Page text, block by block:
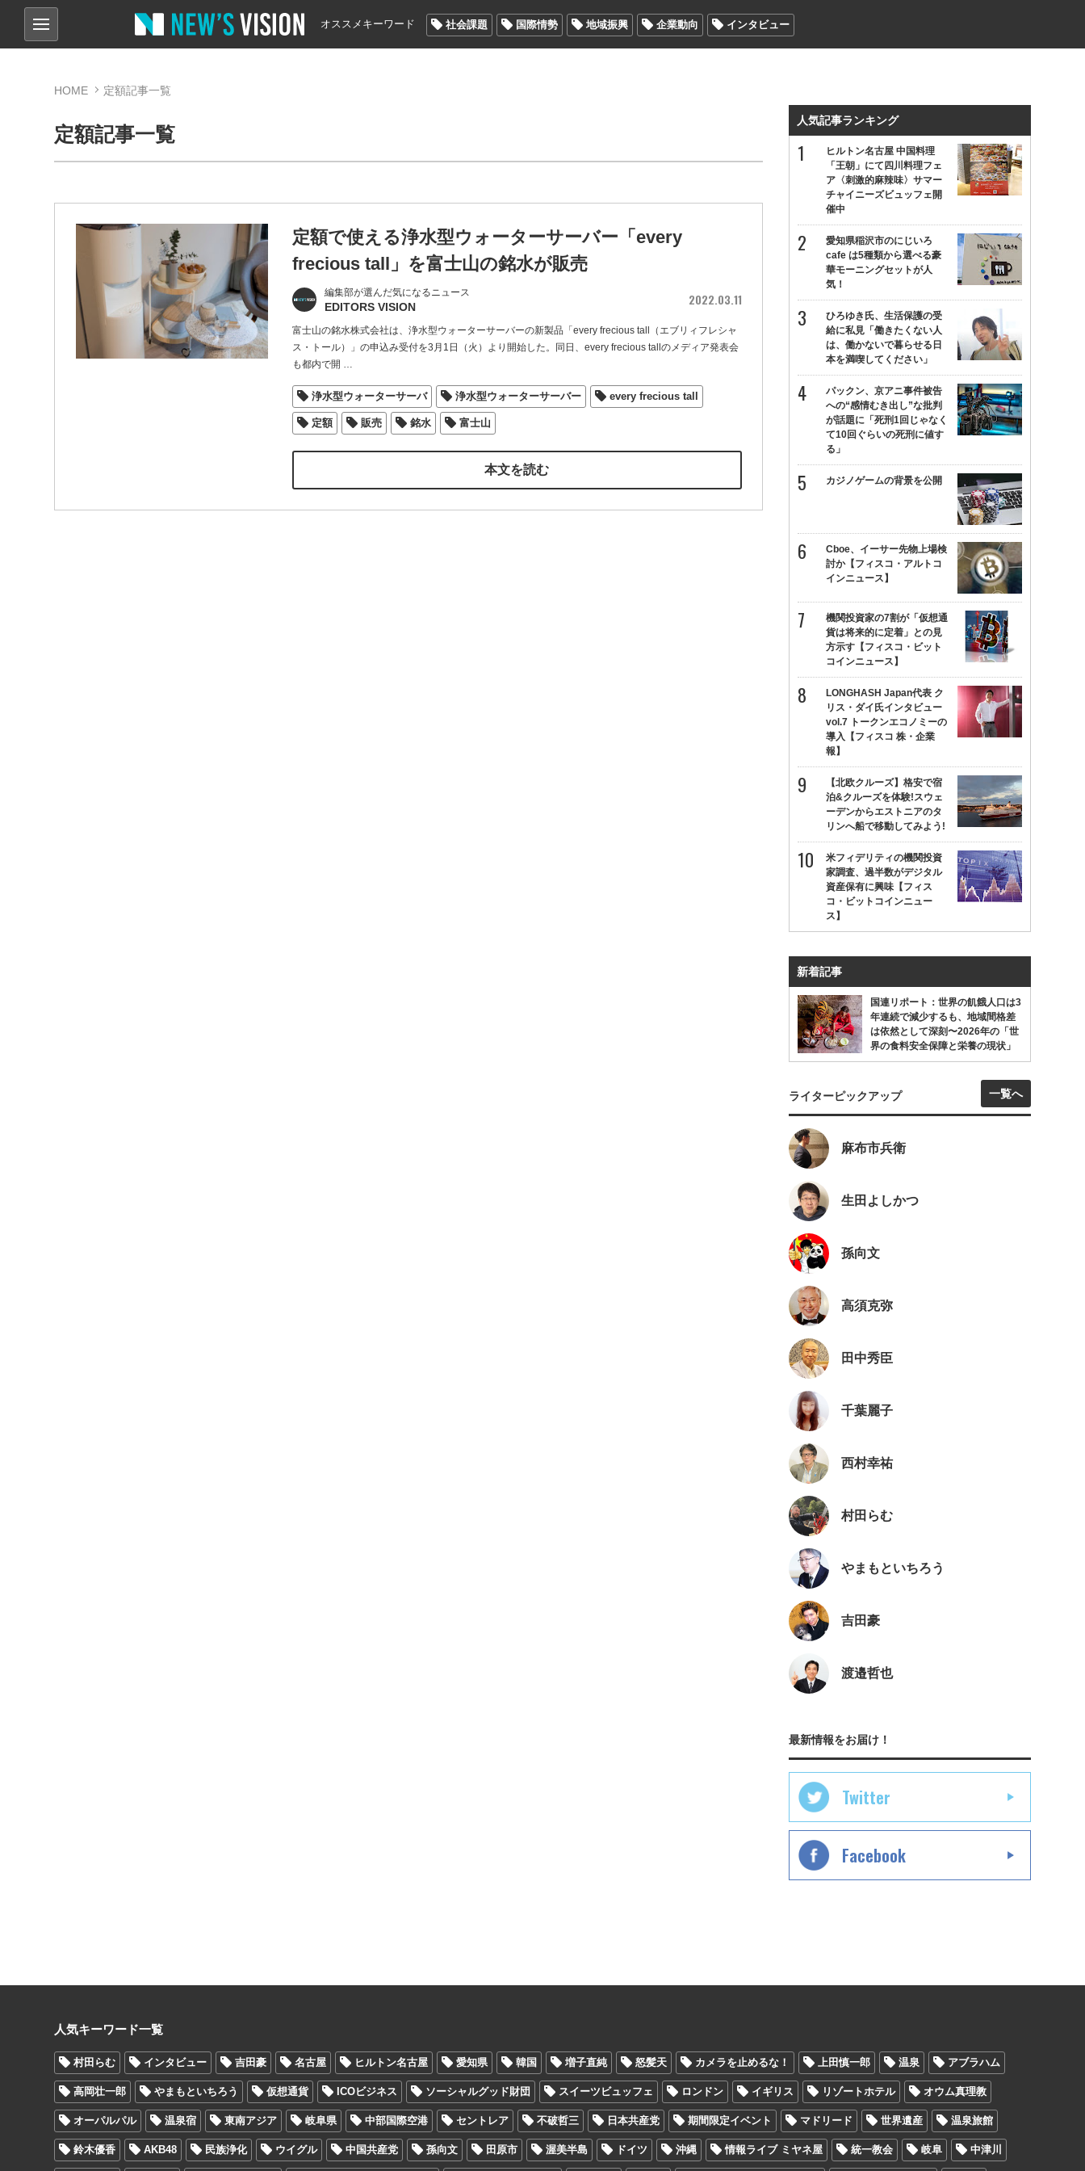
オススメキーワード 社会課題 国際情勢 地域振興 企業動向 インタビュー
HOME 定額記事一覧
定額記事一覧
定額で使える浄水型ウォーターサーバー「every
frecious tall」を富士山の銘水が販売
編集部が選んだ気になるニュース
EDITORS VISION 2022.03.11
富士山の銘水株式会社は、浄水型ウォーターサーバーの新製品「every frecious tall（エブリィフレシャ
ス・トール）」の申込み受付を3月1日（火）より開始した。同日、every frecious tallのメディア発表会
も都内で開 …
浄水型ウォーターサーバ 浄水型ウォーターサーバー every frecious tall
定額 販売 銘水 富士山
本文を読む
人気記事ランキング
ヒルトン名古屋 中国料理
「王朝」にて四川料理フェ
ア〈刺激的麻辣味〉サマー
チャイニーズビュッフェ開
催中
愛知県稲沢市のにじいろ
cafe は5種類から選べる豪
華モーニングセットが人
気！
ひろゆき氏、生活保護の受
給に私見「働きたくない人
は、働かないで暮らせる日
本を満喫してください」
パックン、京アニ事件被告
への“感情むき出し”な批判
が話題に「死刑1回じゃなく
て10回ぐらいの死刑に値す
る」
カジノゲームの背景を公開
Cboe、イーサー先物上場検
討か【フィスコ・アルトコ
インニュース】
機関投資家の7割が「仮想通
貨は将来的に定着」との見
方示す【フィスコ・ビット
コインニュース】
LONGHASH Japan代表 ク
リス・ダイ氏インタビュー
vol.7 トークンエコノミーの
導入【フィスコ 株・企業
報】
【北欧クルーズ】格安で宿
泊&クルーズを体験!スウェ
ーデンからエストニアのタ
リンへ船で移動してみよう!
米フィデリティの機関投資
家調査、過半数がデジタル
資産保有に興味【フィス
コ・ビットコインニュー
ス】
新着記事
国連リポート：世界の飢餓人口は3
年連続で減少するも、地域間格差
は依然として深刻〜2026年の「世
界の食料安全保障と栄養の現状」
ライターピックアップ 一覧へ
麻布市兵衛
生田よしかつ
孫向文
高須克弥
田中秀臣
千葉麗子
西村幸祐
村田らむ
やまもといちろう
吉田豪
渡邉哲也
最新情報をお届け！
Twitter
Facebook
人気キーワード一覧
村田らむ インタビュー 吉田豪 名古屋 ヒルトン名古屋 愛知県 韓国 増子直純 怒髪天 カメラを止めるな！ 上田慎一郎 温泉 アブラハム
高岡壮一郎 やまもといちろう 仮想通貨 ICOビジネス ソーシャルグッド財団 スイーツビュッフェ ロンドン イギリス リゾートホテル オウム真理教
オーパルパル 温泉宿 東南アジア 岐阜県 中部国際空港 セントレア 不破哲三 日本共産党 期間限定イベント マドリード 世界遺産 温泉旅館
鈴木優香 AKB48 民族浄化 ウイグル 中国共産党 孫向文 田原市 渥美半島 ドイツ 沖縄 情報ライブ ミヤネ屋 統一教会 岐阜 中津川